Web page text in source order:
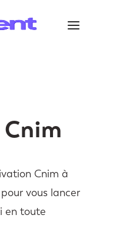
Cnim à
vous lancer
en toute